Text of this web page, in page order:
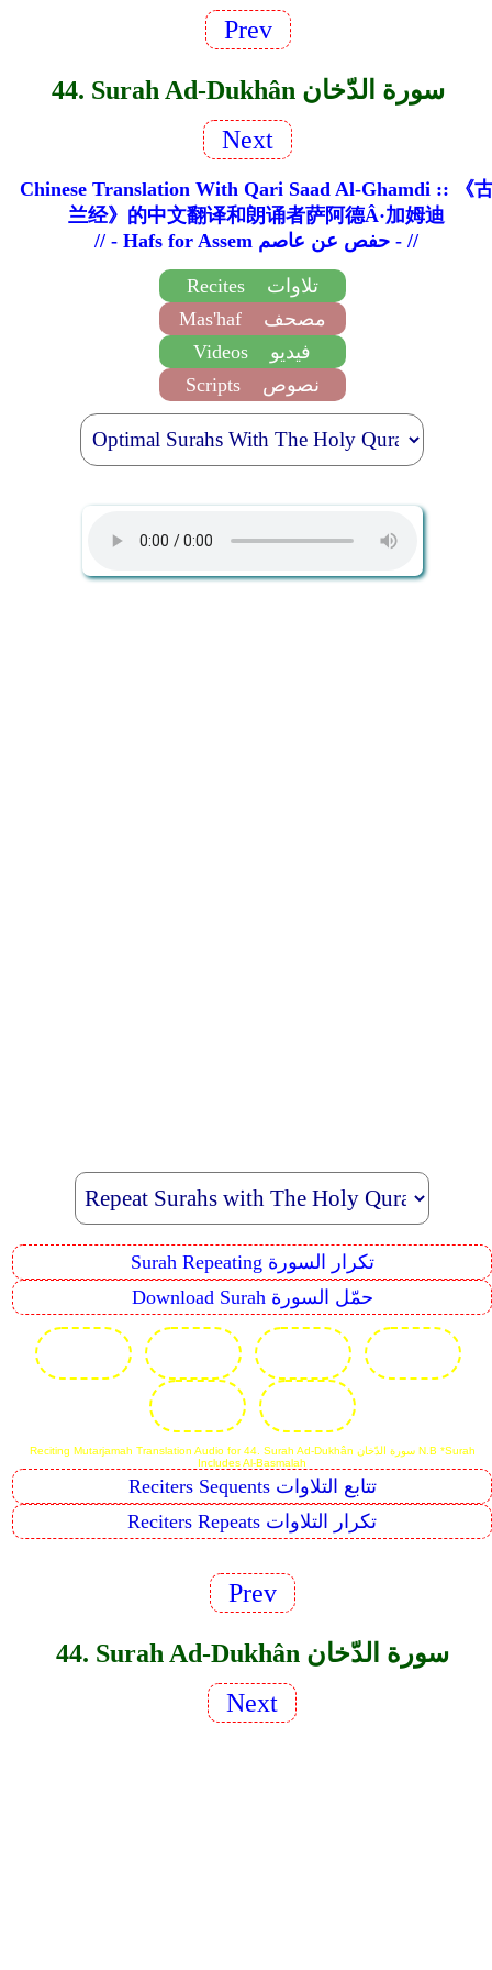
Prev
44. Surah Ad-Dukhân سورة الدّخان
Next
Chinese Translation With Qari Saad Al-Ghamdi :: 《
兰经》的中文翻译和朗诵者萨阿德Â·加姆迪
// - Hafs for Assem حفص عن عاصم - //
Recites
تلاوات
Mas'haf
مصحف
Videos
فيديو
Scripts
نصوص
Surah Repeating تكرار السورة
Download Surah حمّل السورة
Reciting Mutarjamah Translation Audio for 44. Surah Ad-Dukhân سورة الدّخان N.B *Surah
Includes Al-Basmalah
Reciters Sequents تتابع التلاوات
Reciters Repeats تكرار التلاوات
Prev
44. Surah Ad-Dukhân سورة الدّخان
Next